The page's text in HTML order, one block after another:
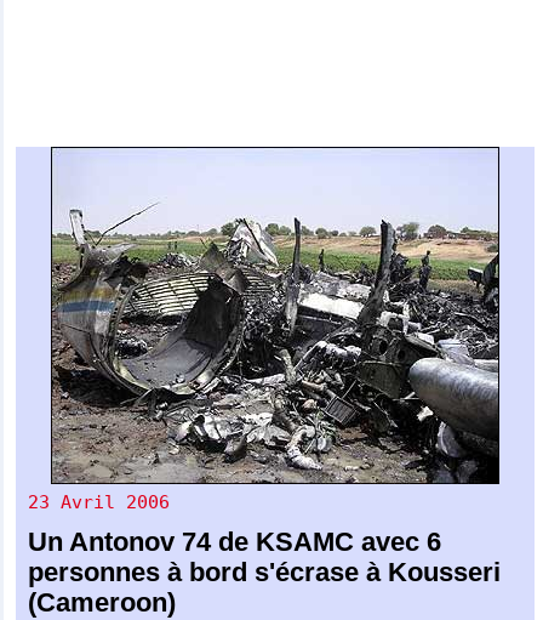
23 Avril 2006
UnAntonov 74de KSAMC avec 6
personnes à bord s'écrase à Kousseri
(Cameroon)